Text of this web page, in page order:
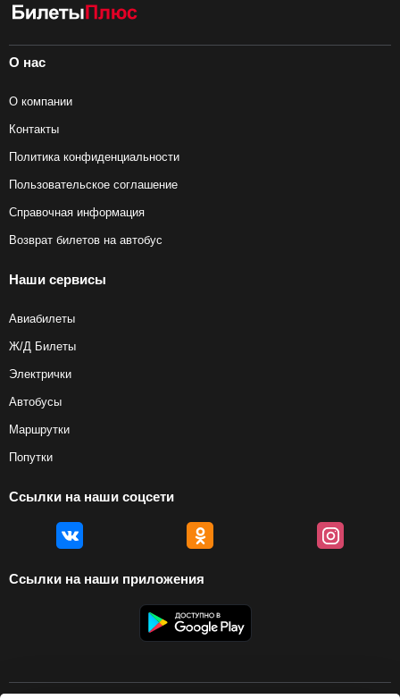
О нас
О компании
Контакты
Политика конфиденциальности
Пользовательское соглашение
Справочная информация
Возврат билетов на автобус
Наши сервисы
Авиабилеты
Ж/Д Билеты
Электрички
Автобусы
Маршрутки
Попутки
Ссылки на наши соцсети
Ссылки на наши приложения